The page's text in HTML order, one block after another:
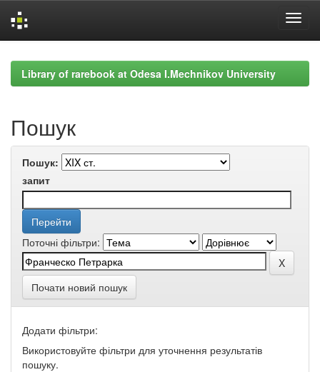
navigationLibrary of rarebook at Odesa I.Mechnikov University
Пошук
Пошук:
запит
Поточні фільтри:
Почати новий пошук
Додати фільтри:
Використовуйте фільтри для уточнення результатів
пошуку.